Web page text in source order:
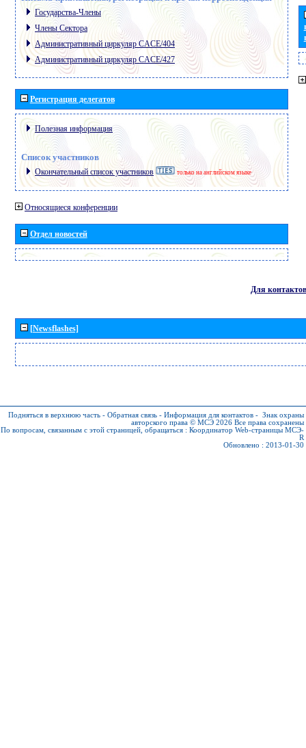
Государства-Члены
Члены Сектора
Административный циркуляр CACE/404
Административный циркуляр CACE/427
Регистрация делегатов
Полезная информация
Список участников
Окончательный список участников только на английском языке
Относящиеся конференции
Отдел новостей
Для контактов
[Newsflashes]
Подняться в верхнюю часть - Обратная связь - Информация для контактов - Знак охраны
авторского права © МСЭ 2026 Все права сохранены
По вопросам, связанным с этой страницей, обращаться : Координатор Web-страницы МСЭ-
R
Обновлено : 2013-01-30